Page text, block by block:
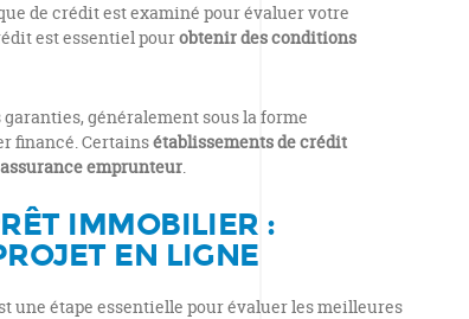
de crédit est examiné pour évaluer votre
est essentiel pourobtenir des conditions
généralement sous la forme
financé. Certainsétablissements de crédit
assurance emprunteur.
IMMOBILIER :
EN LIGNE
une étape essentielle pour évaluer les meilleures